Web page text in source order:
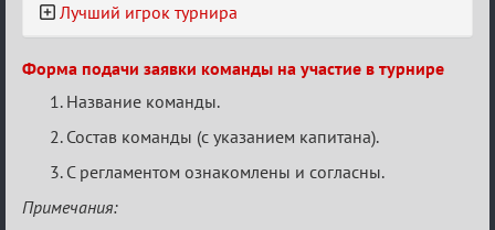
Лучший игрок турнира
Форма подачи заявки команды на участие в турнире
Название команды.
Состав команды (с указанием капитана).
С регламентом ознакомлены и согласны.
Примечания: